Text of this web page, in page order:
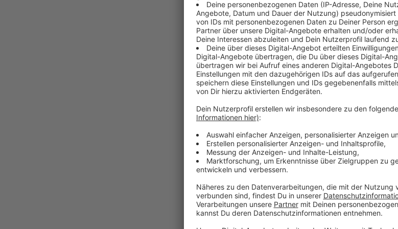
Über eine Millionen Menschen
gemütlich gemacht - vor allem an
der Wiesdorfer Betreiber. Mit
zufriedengeben. Hier hätten sich
deutlichsten gezeigt. Aufgefallen
Es waren etwa so viele Besucher
Händler wollen sich davon aber
Märkte bereits rund 80% ihre
Anzeige
Weitere Meldungen für
Anzeige
Leverkusen-Mitte: Unterführung im